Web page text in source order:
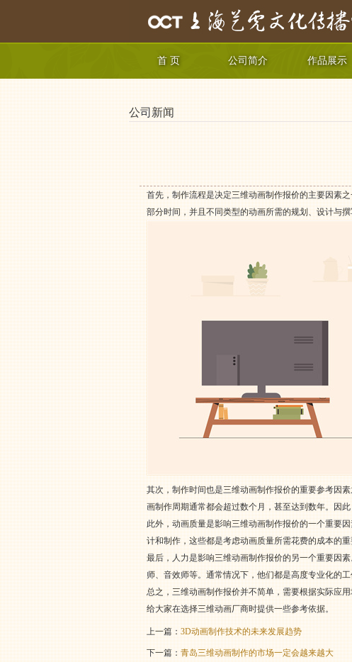
首 页 公司简介 作品展示
公司新闻
首先，制作流程是决定三维动画制作报价的主要因素
部分时间，并且不同类型的动画所需的规划、设计与
其次，制作时间也是三维动画制作报价的重要参考因
画制作周期通常都会超过数个月，甚至达到数年。因
此外，动画质量是影响三维动画制作报价的一个重要
计和制作，这些都是考虑动画质量所需花费的成本的
最后，人力是影响三维动画制作报价的另一个重要因
师、音效师等。通常情况下，他们都是高度专业化的
总之，三维动画制作报价并不简单，需要根据实际应
给大家在选择三维动画厂商时提供一些参考依据。
上一篇：3D动画制作技术的未来发展趋势
下一篇：青岛三维动画制作的市场一定会越来越大